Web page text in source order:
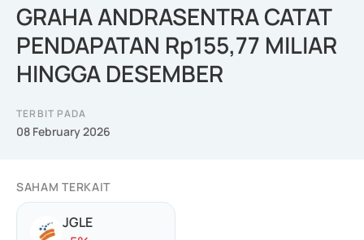
GRAHA ANDRASENTRA CATAT
PENDAPATAN Rp155,77 MILIAR
HINGGA DESEMBER
TERBIT PADA
08 February 2026
SAHAM TERKAIT
JGLE